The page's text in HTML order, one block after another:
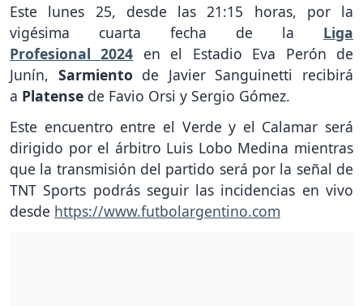
Este lunes 25, desde las 21:15 horas, por la
vigésima cuarta fecha de la Liga
Profesional 2024 en el Estadio Eva Perón de
Junín, Sarmiento de Javier Sanguinetti recibirá
a Platense de Favio Orsi y Sergio Gómez.
Este encuentro entre el Verde y el Calamar será
dirigido por el árbitro Luis Lobo Medina mientras
que la transmisión del partido será por la señal de
TNT Sports podrás seguir las incidencias en vivo
desde https://www.futbolargentino.com